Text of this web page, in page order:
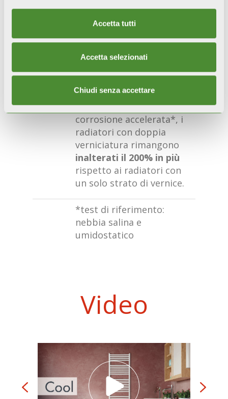
Accetta tutti
Accetta selezionati
Chiudi senza accettare
pretrattamenti e alla
doppia verniciatura per
anaforesi e polveri.
CERTIFICATA
Durante i test di
corrosione accelerata*, i
radiatori con doppia
verniciatura rimangono
inalterati il 200% in più
rispetto ai radiatori con
un solo strato di vernice.
*test di riferimento:
nebbia salina e
umidostatico
Video